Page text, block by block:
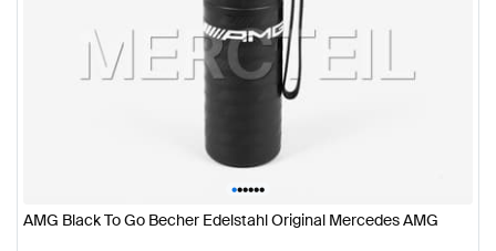
••••••
AMG Black To Go Becher Edelstahl Original Mercedes AMG